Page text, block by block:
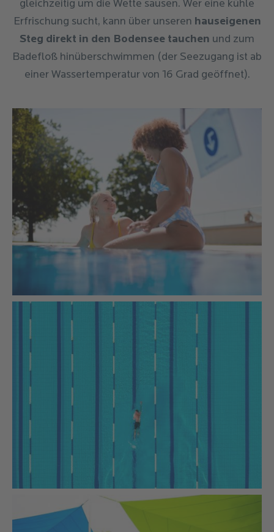
gleichzeitig um die Wette sausen. Wer eine kühle
Erfrischung sucht, kann über unseren hauseigenen
Steg direkt in den Bodensee tauchen und zum
Badefloß hinüberschwimmen (der Seezugang ist ab
einer Wassertemperatur von 16 Grad geöffnet).